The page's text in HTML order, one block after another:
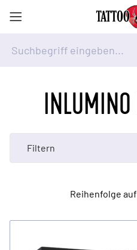
INLUMINO
Filtern
Sortieren nach